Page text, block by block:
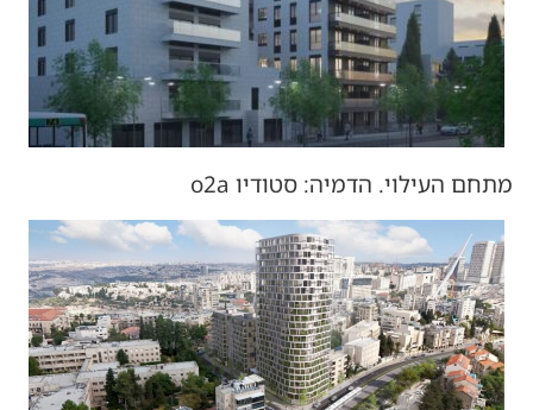
מתחם העילוי. הדמיה: סטודיו o2a